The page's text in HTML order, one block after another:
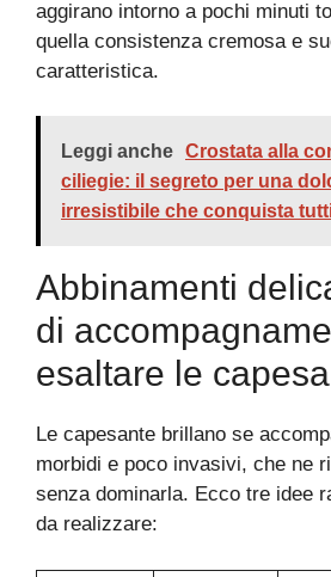
aggirano intorno a pochi minuti
quella consistenza cremosa e
caratteristica.
Leggi anche Crostata alla
ciliegie: il segreto per una
irresistibile che conquista
Abbinamenti
di
esaltare le
Le capesante brillano se
morbidi e poco invasivi, che ne
senza dominarla. Ecco tre idee
da realizzare: